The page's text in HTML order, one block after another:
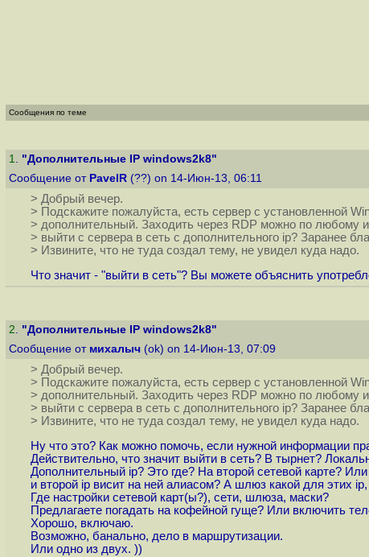
Сообщения по теме
1. "Дополнительные IP windows2k8"
Сообщение от PavelR (??) on 14-Июн-13, 06:11
> Добрый вечер.
> Подскажите пожалуйста, есть сервер с установленной
> дополнительный. Заходить через RDP можно по любому
> выйти с сервера в сеть с дополнительного ip? Заранее
> Извините, что не туда создал тему, не увидел куда надо.
Что значит - "выйти в сеть"? Вы можете объяснить
2. "Дополнительные IP windows2k8"
Сообщение от михалыч (ok) on 14-Июн-13, 07:09
> Добрый вечер.
> Подскажите пожалуйста, есть сервер с установленной
> дополнительный. Заходить через RDP можно по любому
> выйти с сервера в сеть с дополнительного ip? Заранее
> Извините, что не туда создал тему, не увидел куда надо.
Ну что это? Как можно помочь, если нужной информации
Действительно, что значит выйти в сеть? В тырнет?
Дополнительный ip? Это где? На второй сетевой карте? Или
и второй ip висит на ней алиасом? А шлюз какой для этих
Где настройки сетевой карт(ы?), сети, шлюза, маски?
Предлагаете погадать на кофейной гуще? Или включить
Хорошо, включаю.
Возможно, банально, дело в маршрутизации.
Или одно из двух. ))